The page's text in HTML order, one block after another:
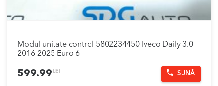
Modul unitate control 5802234450 Iveco Daily 3.0
2016-2025 Euro 6
599.99 LEI SUNĂ